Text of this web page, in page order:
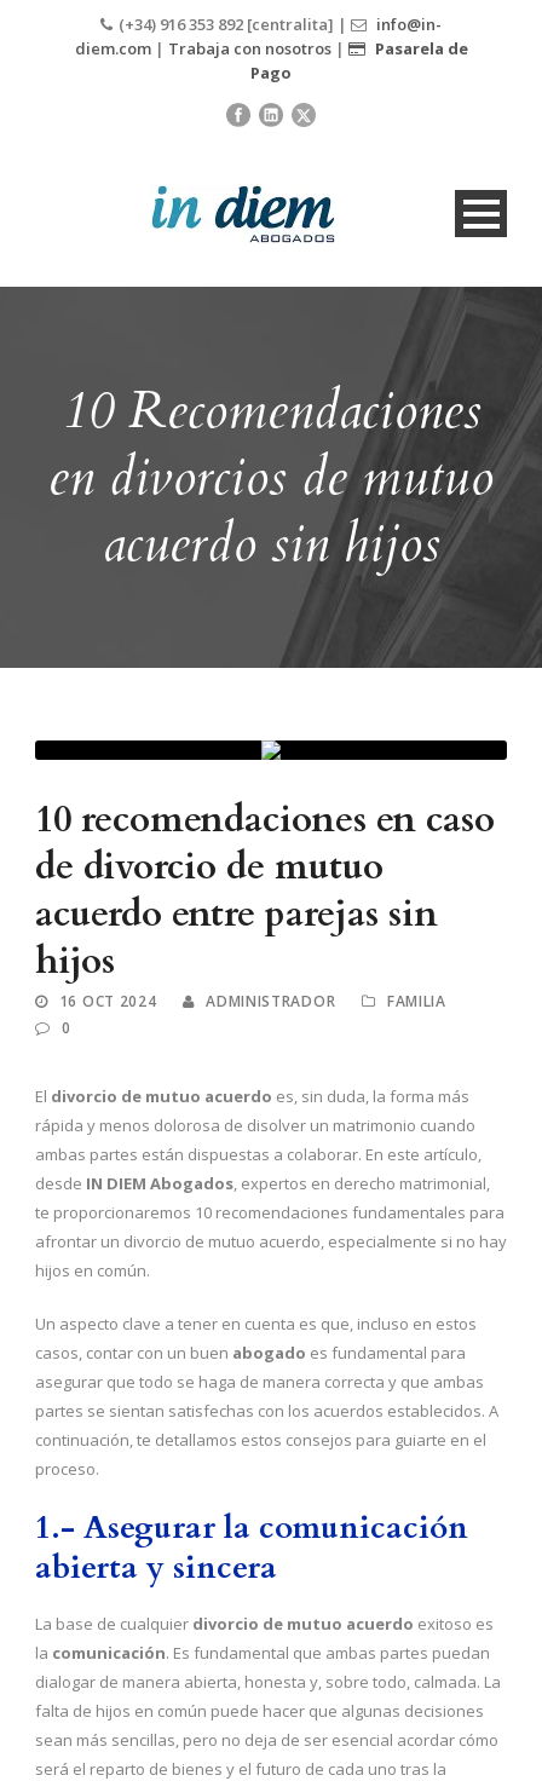
(+34) 916 353 892 [centralita] |
info@in-
diem.com| Trabaja con nosotros|
Pasarela de
Pago
10 Recomendaciones
en divorcios de mutuo
acuerdo sin hijos
10 recomendaciones en caso
de divorcio de mutuo
acuerdo entre parejas sin
hijos
16 OCT 2024 ADMINISTRADOR
FAMILIA
0
El divorcio de mutuo acuerdo es, sin duda, la forma más
rápida y menos dolorosa de disolver un matrimonio cuando
ambas partes están dispuestas a colaborar. En este artículo,
desde IN DIEM Abogados, expertos en derecho matrimonial,
te proporcionaremos 10 recomendaciones fundamentales para
afrontar un divorcio de mutuo acuerdo, especialmente si no hay
hijos en común.
Un aspecto clave a tener en cuenta es que, incluso en estos
casos, contar con un buen abogado es fundamental para
asegurar que todo se haga de manera correcta y que ambas
partes se sientan satisfechas con los acuerdos establecidos. A
continuación, te detallamos estos consejos para guiarte en el
proceso.
1.- Asegurar la comunicación
abierta y sincera
La base de cualquier divorcio de mutuo acuerdo exitoso es
la comunicación. Es fundamental que ambas partes puedan
dialogar de manera abierta, honesta y, sobre todo, calmada. La
falta de hijos en común puede hacer que algunas decisiones
sean más sencillas, pero no deja de ser esencial acordar cómo
será el reparto de bienes y el futuro de cada uno tras la